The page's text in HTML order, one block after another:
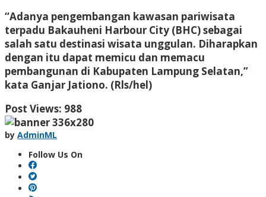
“Adanya pengembangan kawasan pariwisata
terpadu Bakauheni Harbour City (BHC) sebagai
salah satu destinasi wisata unggulan. Diharapkan
dengan itu dapat memicu dan memacu
pembangunan di Kabupaten Lampung Selatan,”
kata Ganjar Jationo. (Rls/hel)
Post Views: 988
by AdminML
Follow Us On